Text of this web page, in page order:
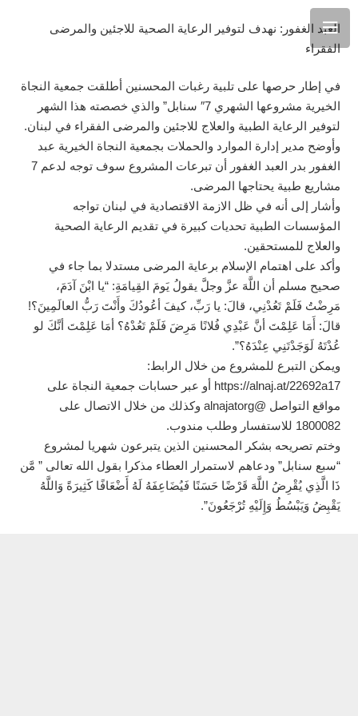
العبد الغفور: نهدف لتوفير الرعاية الصحية للاجئين والمرضى
الفقراء
في إطار حرصها على تلبية رغبات المحسنين أطلقت جمعية النجاة
الخيرية مشروعها الشهري 7″ سنابل” والذي خصصته هذا الشهر
لتوفير الرعاية الطبية والعلاج للاجئين والمرضى الفقراء في لبنان.
وأوضح مدير إدارة الموارد والحملات بجمعية النجاة الخيرية عبد
الغفور بدر العبد الغفور أن تبرعات المشروع سوف توجه لدعم 7
مشاريع طبية يحتاجها المرضى.
وأشار إلى أنه في ظل الازمة الاقتصادية في لبنان تواجه
المؤسسات الطبية تحديات كبيرة في تقديم الرعاية الصحية
والعلاج للمستحقين.
وأكد على اهتمام الإسلام برعاية المرضى مستدلا بما جاء في
صحيح مسلم أن اللَّهَ عزَّ وجلَّ يقولُ يَومَ القِيامَةِ: “يا ابْنَ آدَمَ،
مَرِضْتُ فَلَمْ تَعُدْنِي، قالَ: يا رَبِّ، كيفَ أعُودُكَ وأَنْتَ رَبُّ العالَمِينَ؟!
قالَ: أَمَا عَلِمْتَ أنَّ عَبْدِي فُلانًا مَرِضَ فَلَمْ تَعُدْهُ؟ أمَا عَلِمْتَ أنَّكَ لو
عُدْتَهُ لَوَجَدْتَنِي عِنْدَهُ؟”.
ويمكن التبرع للمشروع من خلال الرابط:
https://alnaj.at/22692a17 أو عبر حسابات جمعية النجاة على
مواقع التواصل @alnajatorg وكذلك من خلال الاتصال على
1800082 للاستفسار وطلب مندوب.
وختم تصريحه بشكر المحسنين الذين يتبرعون شهريا لمشروع
“سبع سنابل” ودعاهم لاستمرار العطاء مذكرا بقول الله تعالى ” مَّن
ذَا الَّذِي يُقْرِضُ اللَّهَ قَرْضًا حَسَنًا فَيُضَاعِفَهُ لَهُ أَضْعَافًا كَثِيرَةً وَاللَّهُ
يَقْبِضُ وَيَبْسُطُ وَإِلَيْهِ تُرْجَعُونَ”.